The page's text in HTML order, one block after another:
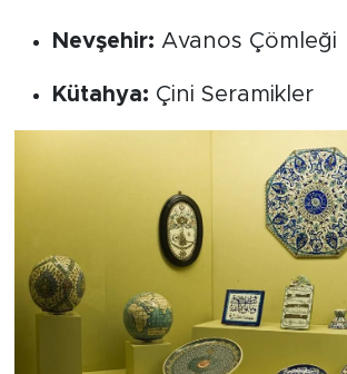
Nevşehir: Avanos Çömleği
Kütahya: Çini Seramikler